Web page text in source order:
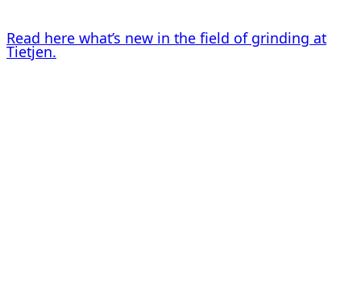
Read here what’s new in the field of grinding at
Tietjen.